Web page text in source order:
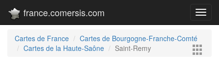
france.comersis.com
Cartes de France
Cartes de Bourgogne-Franche-Comté
Cartes de la Haute-Saône
Saint-Remy